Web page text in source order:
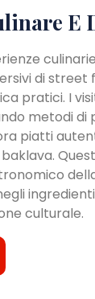
E
di
pratici. I
metodi di
piatti
culturale.